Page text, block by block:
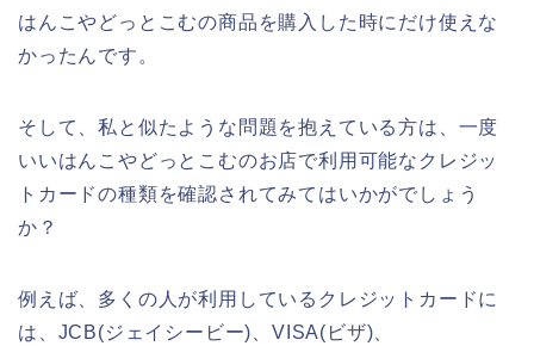
はんこやどっとこむの商品を購入した時にだけ使えな
かったんです。
そして、私と似たような問題を抱えている方は、一度
いいはんこやどっとこむのお店で利用可能なクレジッ
トカードの種類を確認されてみてはいかがでしょう
か？
例えば、多くの人が利用しているクレジットカードに
は、JCB(ジェイシービー)、VISA(ビザ)、